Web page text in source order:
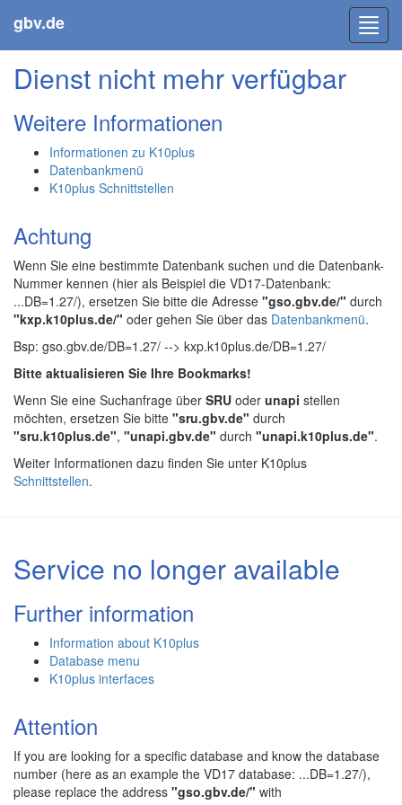
gbv.de
Dienst nicht mehr verfügbar
Weitere Informationen
Informationen zu K10plus
Datenbankmenü
K10plus Schnittstellen
Achtung
Wenn Sie eine bestimmte Datenbank suchen und die Datenbank-
Nummer kennen (hier als Beispiel die VD17-Datenbank:
...DB=1.27/), ersetzen Sie bitte die Adresse "gso.gbv.de/" durch
"kxp.k10plus.de/" oder gehen Sie über das Datenbankmenü.
Bsp: gso.gbv.de/DB=1.27/ --> kxp.k10plus.de/DB=1.27/
Bitte aktualisieren Sie Ihre Bookmarks!
Wenn Sie eine Suchanfrage über SRU oder unapi stellen
möchten, ersetzen Sie bitte "sru.gbv.de" durch
"sru.k10plus.de", "unapi.gbv.de" durch "unapi.k10plus.de".
Weiter Informationen dazu finden Sie unter K10plus
Schnittstellen.
Service no longer available
Further information
Information about K10plus
Database menu
K10plus interfaces
Attention
If you are looking for a specific database and know the database
number (here as an example the VD17 database: ...DB=1.27/),
please replace the address "gso.gbv.de/" with